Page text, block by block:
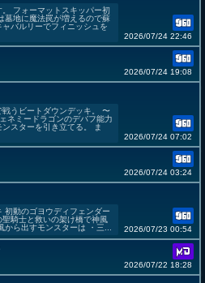
フォーマットスキッパー初
墓地に魔法罠が増えるので蘇
バルリーでフィニッシュを
2026/07/24 22:46
2026/07/24 19:08
うビートダウンデッキ。 〜
ネミードラゴンのデバフ能力
スターを引き立てる。 ま
2026/07/24 07:02
2026/07/24 03:24
初動のゴヨウディフェンダー
騎士と救いの架け橋で神風
から出すモンスターは ・三...
2026/07/23 00:54
2026/07/22 18:28